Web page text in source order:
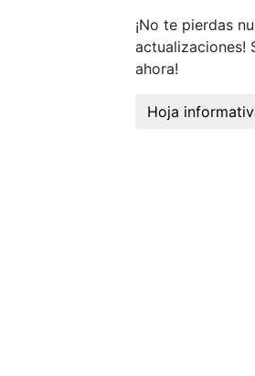
¡No te pierdas
actualizaciones!
ahora!
Hoja